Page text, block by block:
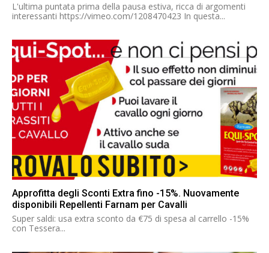
L'ultima puntata prima della pausa estiva, ricca di argomenti
interessanti https://vimeo.com/1208470423 In questa...
Approfitta degli Sconti Extra fino -15%. Nuovamente
disponibili Repellenti Farnam per Cavalli
Super saldi: usa extra sconto da €75 di spesa al carrello -15%
con Tessera...